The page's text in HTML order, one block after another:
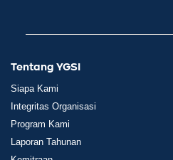
Tentang YGSI
Siapa Kami
Integritas Organisasi
Program Kami
Laporan Tahunan